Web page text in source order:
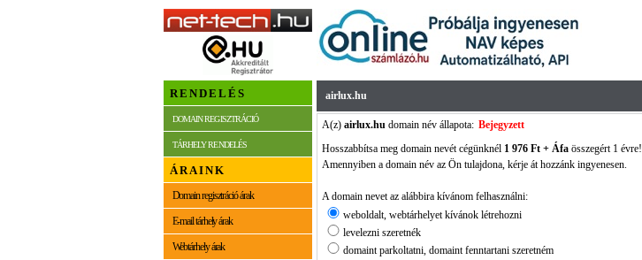
RENDELÉS
DOMAIN REGISZTRÁCIÓ
TÁRHELY RENDELÉS
ÁRAINK
Domain regisztráció árak
E-mail tárhely árak
Webtárhely árak
airlux.hu
A(z) airlux.hudomain név állapota: Bejegyzett
Hosszabbítsa meg domain nevét cégünknél 1 976 Ft + Áfaösszegért 1 évre!
Amennyiben a domain név az Ön tulajdona, kérje át hozzánk ingyenesen.
A domain nevet az alábbira kívánom felhasználni:
weboldalt, webtárhelyet kívánok létrehozni
levelezni szeretnék
domaint parkoltatni, domaint fenntartani szeretném